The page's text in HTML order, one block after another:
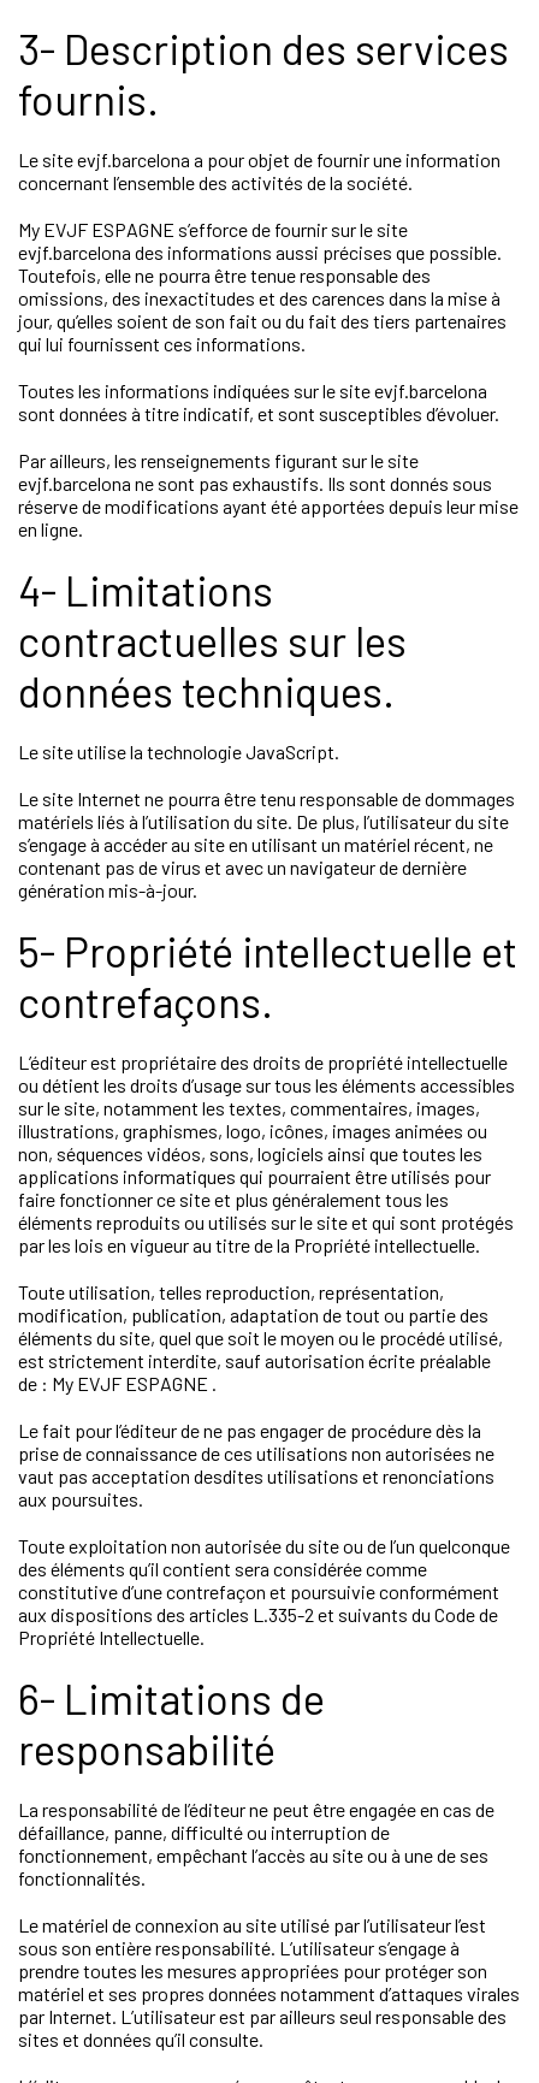
3- Description des services
fournis.
Le site evjf.barcelona a pour objet de fournir une information
concernant l’ensemble des activités de la société.
My EVJF ESPAGNE s’efforce de fournir sur le site
evjf.barcelona des informations aussi précises que possible.
Toutefois, elle ne pourra être tenue responsable des
omissions, des inexactitudes et des carences dans la mise à
jour, qu’elles soient de son fait ou du fait des tiers partenaires
qui lui fournissent ces informations.
Toutes les informations indiquées sur le site evjf.barcelona
sont données à titre indicatif, et sont susceptibles d’évoluer.
Par ailleurs, les renseignements figurant sur le site
evjf.barcelona ne sont pas exhaustifs. Ils sont donnés sous
réserve de modifications ayant été apportées depuis leur mise
en ligne.
4- Limitations
contractuelles sur les
données techniques.
Le site utilise la technologie JavaScript.
Le site Internet ne pourra être tenu responsable de dommages
matériels liés à l’utilisation du site. De plus, l’utilisateur du site
s’engage à accéder au site en utilisant un matériel récent, ne
contenant pas de virus et avec un navigateur de dernière
génération mis-à-jour.
5- Propriété intellectuelle et
contrefaçons.
L’éditeur est propriétaire des droits de propriété intellectuelle
ou détient les droits d’usage sur tous les éléments accessibles
sur le site, notamment les textes, commentaires, images,
illustrations, graphismes, logo, icônes, images animées ou
non, séquences vidéos, sons, logiciels ainsi que toutes les
applications informatiques qui pourraient être utilisés pour
faire fonctionner ce site et plus généralement tous les
éléments reproduits ou utilisés sur le site et qui sont protégés
par les lois en vigueur au titre de la Propriété intellectuelle.
Toute utilisation, telles reproduction, représentation,
modification, publication, adaptation de tout ou partie des
éléments du site, quel que soit le moyen ou le procédé utilisé,
est strictement interdite, sauf autorisation écrite préalable
de : My EVJF ESPAGNE .
Le fait pour l’éditeur de ne pas engager de procédure dès la
prise de connaissance de ces utilisations non autorisées ne
vaut pas acceptation desdites utilisations et renonciations
aux poursuites.
Toute exploitation non autorisée du site ou de l’un quelconque
des éléments qu’il contient sera considérée comme
constitutive d’une contrefaçon et poursuivie conformément
aux dispositions des articles L.335-2 et suivants du Code de
Propriété Intellectuelle.
6- Limitations de
responsabilité
La responsabilité de l’éditeur ne peut être engagée en cas de
défaillance, panne, difficulté ou interruption de
fonctionnement, empêchant l’accès au site ou à une de ses
fonctionnalités.
Le matériel de connexion au site utilisé par l’utilisateur l’est
sous son entière responsabilité. L’utilisateur s’engage à
prendre toutes les mesures appropriées pour protéger son
matériel et ses propres données notamment d’attaques virales
par Internet. L’utilisateur est par ailleurs seul responsable des
sites et données qu’il consulte.